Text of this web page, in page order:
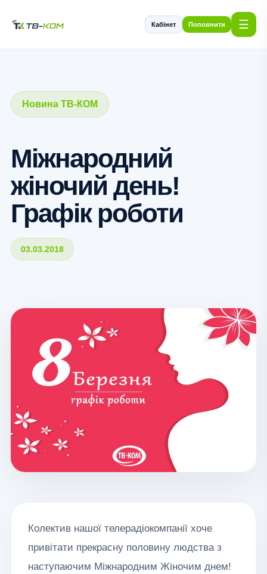
Кабінет Поповнити ☰
Новина ТВ-КОМ
Міжнародний
жіночий день!
Графік роботи
03.03.2018
Колектив нашої телерадіокомпанії хоче
привітати прекрасну половину людства з
наступаючим Міжнародним Жіночим днем!